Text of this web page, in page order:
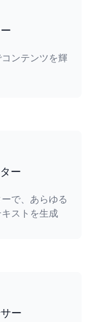
ンテンツを輝
ー
で、あらゆる
ストを生成
ー